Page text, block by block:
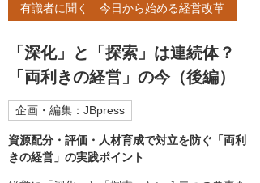
有識者に聞く 今日から始める経営改革
「深化」と「探索」は連続体？
「両利きの経営」の今（後編）
企画・編集：JBpress
資源配分・評価・人材育成で対立を防ぐ「両利
きの経営」の実践ポイント